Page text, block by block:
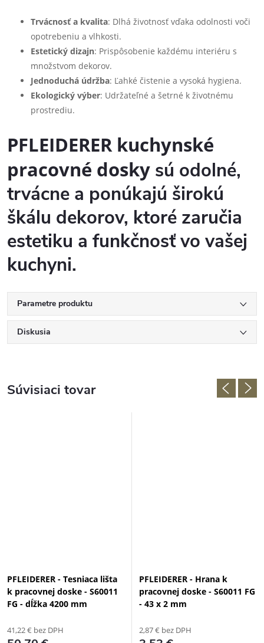
Trvácnosť a kvalita: Dlhá životnosť vďaka odolnosti voči
opotrebeniu a vlhkosti.
Estetický dizajn: Prispôsobenie každému interiéru s
množstvom dekorov.
Jednoduchá údržba: Ľahké čistenie a vysoká hygiena.
Ekologický výber: Udržateľné a šetrné k životnému
prostrediu.
PFLEIDERER kuchynské
pracovné dosky sú odolné,
trvácne a ponúkajú širokú
škálu dekorov, ktoré zaručia
estetiku a funkčnosť vo vašej
kuchyni.
Parametre produktu
Diskusia
Súvisiaci tovar
PFLEIDERER - Tesniaca lišta
k pracovnej doske - S60011
FG - dĺžka 4200 mm
41,22 € bez DPH
PFLEIDERER - Hrana k
pracovnej doske - S60011 FG
- 43 x 2 mm
2,87 € bez DPH